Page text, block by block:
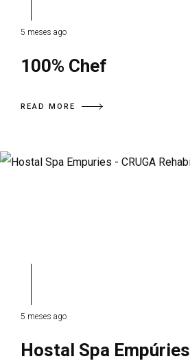
5 meses ago
100% Chef
READ MORE
5 meses ago
Hostal Spa Empúries